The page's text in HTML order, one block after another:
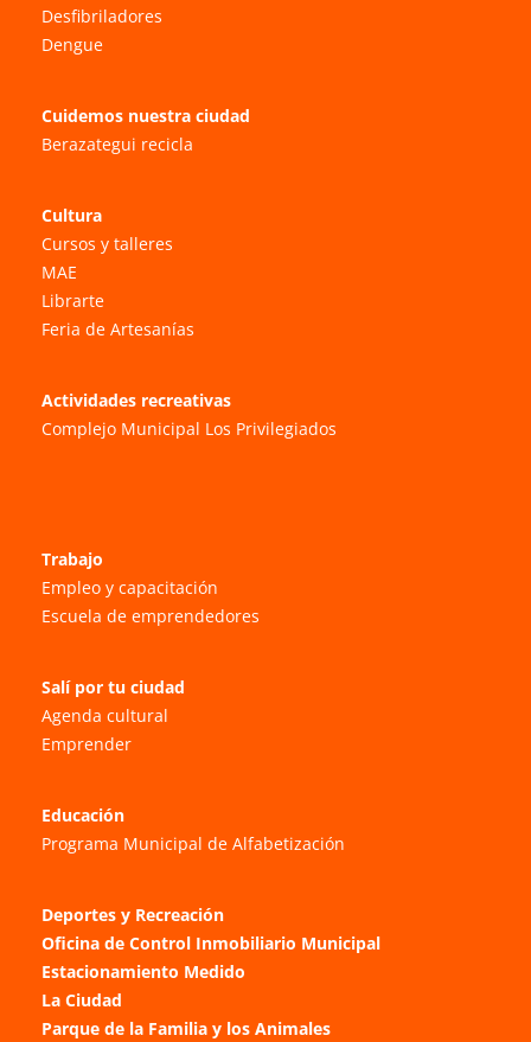
Desfibriladores
Dengue
Cuidemos nuestra ciudad
Berazategui recicla
Cultura
Cursos y talleres
MAE
Librarte
Feria de Artesanías
Actividades recreativas
Complejo Municipal Los Privilegiados
Trabajo
Empleo y capacitación
Escuela de emprendedores
Salí por tu ciudad
Agenda cultural
Emprender
Educación
Programa Municipal de Alfabetización
Deportes y Recreación
Oficina de Control Inmobiliario Municipal
Estacionamiento Medido
La Ciudad
Parque de la Familia y los Animales